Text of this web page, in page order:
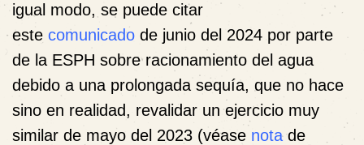
igual modo, se puede citar
este comunicado de junio del 2024 por parte
de la ESPH sobre racionamiento del agua
debido a una prolongada sequía, que no hace
sino en realidad, revalidar un ejercicio muy
similar de mayo del 2023 (véase nota de